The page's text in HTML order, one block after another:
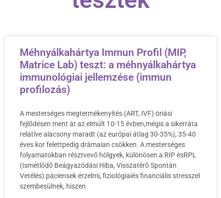
Méhnyálkahártya Immun Profil (MIP,
Matrice Lab) teszt: a méhnyálkahártya
immunológiai jellemzése (immun
profilozás)
A mesterséges megtermékenyítés (ART, IVF) óriási
fejlődésen ment át az elmúlt 10-15 évben,mégis a sikerráta
relatíve alacsony maradt (az európai átlag 30-35%), 35-40
éves kor felettpedig drámaian csökken. A mesterséges
folyamatokban résztvevő hölgyek, különösen a RIP ésRPL
(Ismétlődő Beágyazódási Hiba, Visszatérő Spontán
Vetélés) páciensek érzelmi, fiziológiaiés financiális stresszel
szembesülnek, hiszen